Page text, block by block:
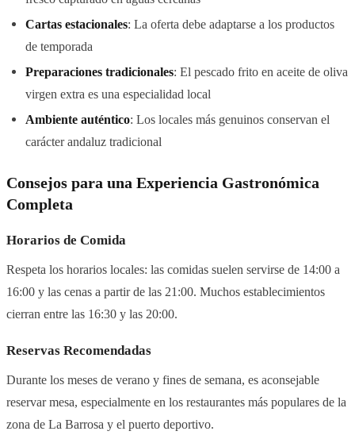
Cartas estacionales: La oferta debe adaptarse a los productos
de temporada
Preparaciones tradicionales: El pescado frito en aceite de oliva
virgen extra es una especialidad local
Ambiente auténtico: Los locales más genuinos conservan el
carácter andaluz tradicional
Consejos para una Experiencia Gastronómica
Completa
Horarios de Comida
Respeta los horarios locales: las comidas suelen servirse de 14:00 a
16:00 y las cenas a partir de las 21:00. Muchos establecimientos
cierran entre las 16:30 y las 20:00.
Reservas Recomendadas
Durante los meses de verano y fines de semana, es aconsejable
reservar mesa, especialmente en los restaurantes más populares de la
zona de La Barrosa y el puerto deportivo.